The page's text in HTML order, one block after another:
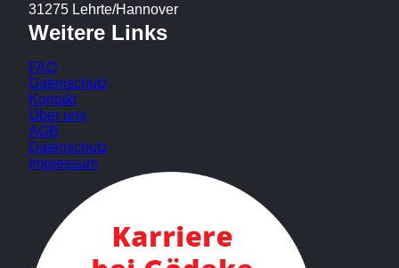
31275 Lehrte/Hannover
Weitere Links
FAQ
Datenschutz
Kontakt
Über uns
AGB
Datenschutz
Impressum